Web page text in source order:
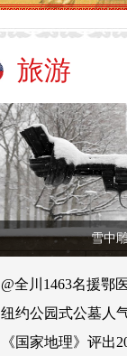
旅游
雪中
@全川1463名援鄂
纽约公园式公墓人
《国家地理》评出